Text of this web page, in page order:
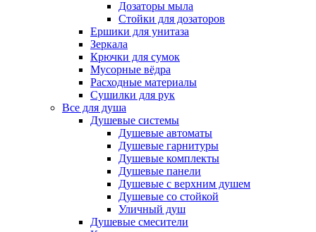
Дозаторы мыла
Стойки для дозаторов
Ершики для унитаза
Зеркала
Крючки для сумок
Мусорные вёдра
Расходные материалы
Сушилки для рук
Все для душа
Душевые системы
Душевые автоматы
Душевые гарнитуры
Душевые комплекты
Душевые панели
Душевые с верхним душем
Душевые со стойкой
Уличный душ
Душевые смесители